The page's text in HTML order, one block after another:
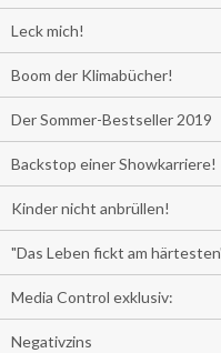
Leck mich!
Boom der Klimabücher!
Der Sommer-Bestseller 2019
Backstop einer Showkarriere!
Kinder nicht anbrüllen!
"Das Leben fickt am
Media Control exklusiv:
Negativzins